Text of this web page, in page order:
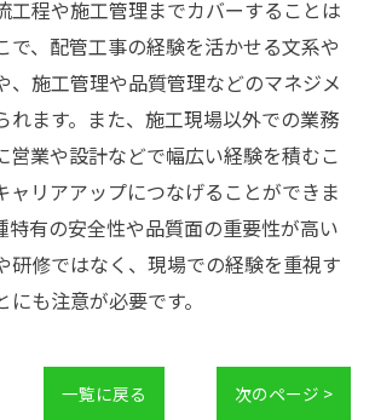
工程や施工管理までカバーすることは
で、配管工事の経験を活かせる文系や
、施工管理や品質管理などのマネジメ
れます。また、施工現場以外での業務
営業や設計などで幅広い経験を積むこ
ャリアアップにつなげることができま
特有の安全性や品質面の重要性が高い
研修ではなく、現場での経験を重視す
も注意が必要です。
一覧に戻る 次のページ >